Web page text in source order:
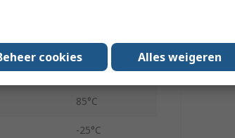
No
Yes
85°C
-25°C
cookies Alles weigeren